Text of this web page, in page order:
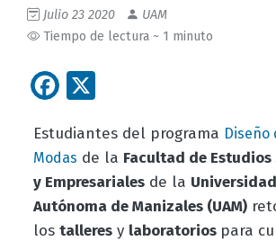
Julio 23 2020
UAM
Tiempo de lectura ~ 1 minuto
Facebook
Estudiantes del programa Diseño
Modas de la Facultad de Estudios
y Empresarialesde la Universidad
Autónoma de Manizales (UAM)
los talleresy laboratorios para